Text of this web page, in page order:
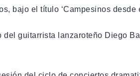
bajo el título ‘Campesinos desde
del guitarrista lanzaroteño Diego